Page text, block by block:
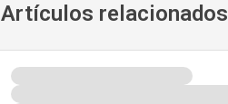
Artículos relacionados